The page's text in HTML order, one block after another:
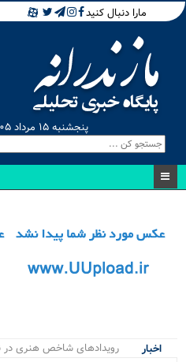
مارا دنبال کنید
پنجشنبه ۱۵ مرداد ۱۴۰۵- Aug 6 2026
اخبار
رویدادهای شاخص هنری در نیمه